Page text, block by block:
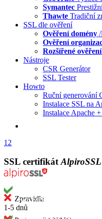
Symantec
Thawte Tradiční
SSL dle ověření
Ověření domény
Ověření
Rozšířené ověření
Nástroje
CSR Generátor
SSL Tester
Howto
Ruční generování
Instalace SSL na
Instalace Apache
1 2
SSL certifikát
Zpravidla
1-5 dnů